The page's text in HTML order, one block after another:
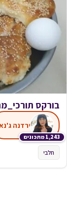
בורקס
1,243 מתכונים
ירדנה
חלבי